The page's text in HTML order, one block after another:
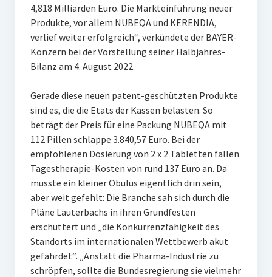
4,818 Milliarden Euro. Die Markteinführung neuer
Produkte, vor allem NUBEQA und KERENDIA,
verlief weiter erfolgreich“, verkündete der BAYER-
Konzern bei der Vorstellung seiner Halbjahres-
Bilanz am 4. August 2022.
Gerade diese neuen patent-geschützten Produkte
sind es, die die Etats der Kassen belasten. So
beträgt der Preis für eine Packung NUBEQA mit
112 Pillen schlappe 3.840,57 Euro. Bei der
empfohlenen Dosierung von 2 x 2 Tabletten fallen
Tagestherapie-Kosten von rund 137 Euro an. Da
müsste ein kleiner Obulus eigentlich drin sein,
aber weit gefehlt: Die Branche sah sich durch die
Pläne Lauterbachs in ihren Grundfesten
erschüttert und „die Konkurrenzfähigkeit des
Standorts im internationalen Wettbewerb akut
gefährdet“. „Anstatt die Pharma-Industrie zu
schröpfen, sollte die Bundesregierung sie vielmehr